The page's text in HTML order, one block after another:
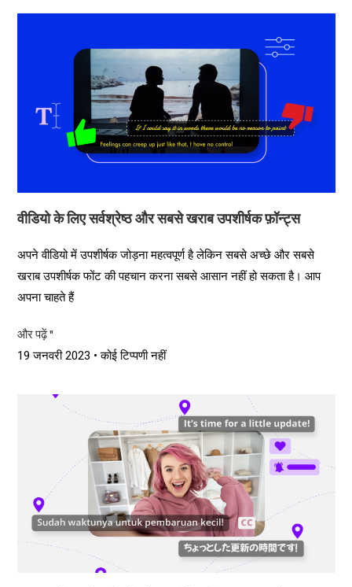
वीडियो के लिए सर्वश्रेष्ठ और सबसे खराब उपशीर्षक फ़ॉन्ट्स
अपने वीडियो में उपशीर्षक जोड़ना महत्वपूर्ण है लेकिन सबसे अच्छे और सबसे
खराब उपशीर्षक फोंट की पहचान करना सबसे आसान नहीं हो सकता है। आप
अपना चाहते हैं
और पढ़ें "
19 जनवरी 2023 कोई टिप्पणी नहीं